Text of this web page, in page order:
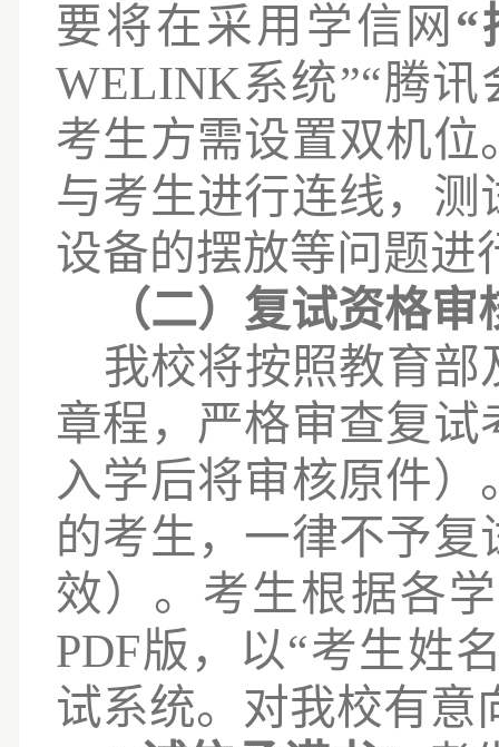
要将在采用学信网 “
WELINK系统”“腾讯
考生方需设置双机位
与考生进行连线，
设备的摆放等问题进
（二）复试资格审
我校将按照教育部
章程，严格审查复
入学后将审核原件
的考生，一律不予
效） 。 考生根据各
PDF版，以“考生姓
试系统。 对我校有意